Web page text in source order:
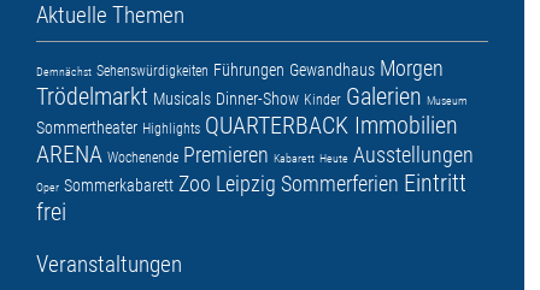
Aktuelle Themen
Demnächst Sehenswürdigkeiten Führungen Gewandhaus Morgen
Trödelmarkt Musicals Dinner-Show Kinder Galerien Museum
Sommertheater Highlights QUARTERBACK Immobilien
ARENA Wochenende Premieren Kabarett Heute Ausstellungen
Oper Sommerkabarett Zoo Leipzig Sommerferien Eintritt
frei
Veranstaltungen